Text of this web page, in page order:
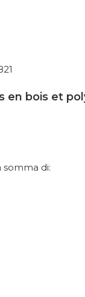
en bois et
di: